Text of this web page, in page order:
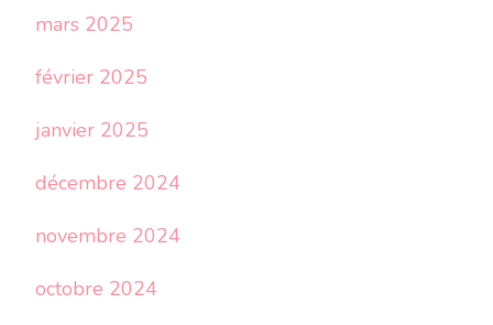
mars 2025
février 2025
janvier 2025
décembre 2024
novembre 2024
octobre 2024